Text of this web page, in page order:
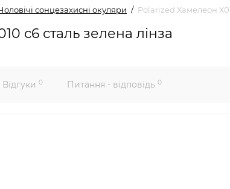
сонцезахисні окуляри Polarized Хамелеон
с6 сталь зелена лінза
Відгуки 0 Питання - відповідь 0